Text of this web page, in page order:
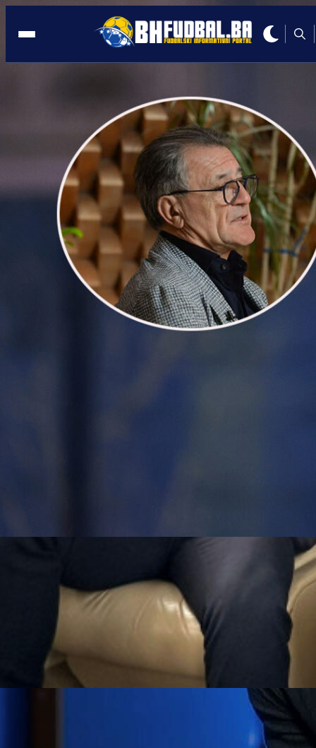
ZAGREB
07:37, 18.02.2025
Šta je trener Dinama svojim igračima
ZABRANIO da jedu?
Italijanski stručnjak Fabio Cannavaro preuzeo je
kontrolu nad momčadi Dinama i trenutno brine o
aspektima, kako na terenu, tako i van njega.